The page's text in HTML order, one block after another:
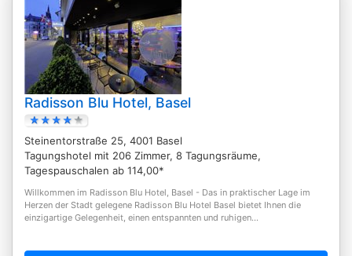
Radisson Blu Hotel, Basel
Steinentorstraße 25, 4001 Basel
Tagungshotel mit 206 Zimmer, 8 Tagungsräume,
Tagespauschalen ab 114,00*
Willkommen im Radisson Blu Hotel, Basel - Das in praktischer Lage im
Herzen der Stadt gelegene Radisson Blu Hotel Basel bietet Ihnen die
einzigartige Gelegenheit, einen entspannten und ruhigen...